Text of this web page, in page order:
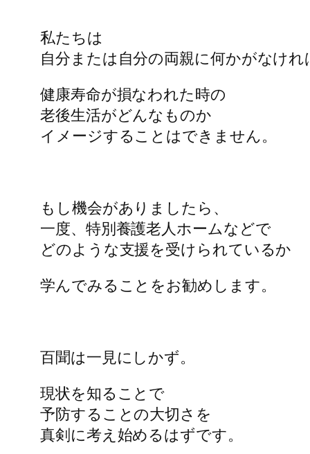
私たちは
自分または自分の両親に何かがなけれ
健康寿命が損なわれた時の
老後生活がどんなものか
イメージすることはできません。
もし機会がありましたら、
一度、特別養護老人ホームなどで
どのような支援を受けられているか
学んでみることをお勧めします。
百聞は一見にしかず。
現状を知ることで
予防することの大切さを
真剣に考え始めるはずです。